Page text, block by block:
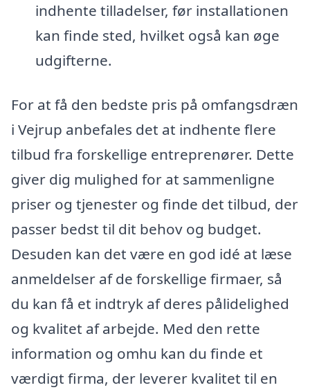
indhente tilladelser, før installationen
kan finde sted, hvilket også kan øge
udgifterne.
For at få den bedste pris på omfangsdræn
i Vejrup anbefales det at indhente flere
tilbud fra forskellige entreprenører. Dette
giver dig mulighed for at sammenligne
priser og tjenester og finde det tilbud, der
passer bedst til dit behov og budget.
Desuden kan det være en god idé at læse
anmeldelser af de forskellige firmaer, så
du kan få et indtryk af deres pålidelighed
og kvalitet af arbejde. Med den rette
information og omhu kan du finde et
værdigt firma, der leverer kvalitet til en